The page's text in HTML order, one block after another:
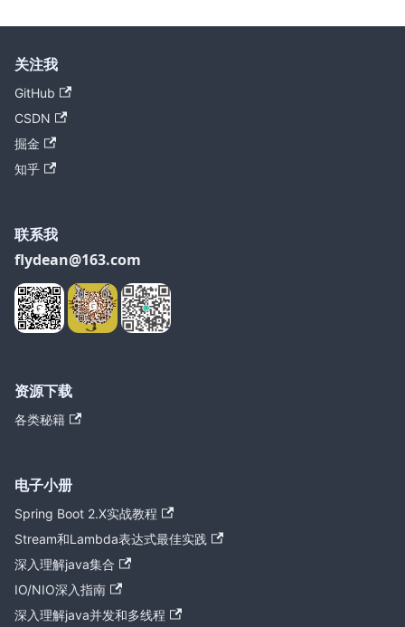
关注我
GitHub
CSDN
掘金
知乎
联系我
flydean@163.com
资源下载
各类秘籍
电子小册
Spring Boot 2.X实战教程
Stream和Lambda表达式最佳实践
深入理解java集合
IO/NIO深入指南
深入理解java并发和多线程